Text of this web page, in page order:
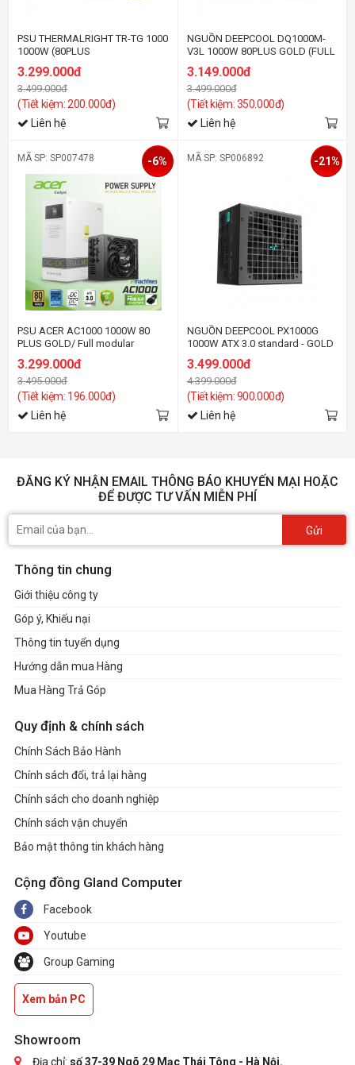
PSU THERMALRIGHT TR-TG 1000
1000W (80PLUS
GOLD/ATX3.0/FULL
MODULAR/MÀU ĐEN)
3.299.000đ
3.499.000đ
(Tiết kiệm: 200.000đ)
Liên hệ
NGUỒN DEEPCOOL DQ1000M-
V3L 1000W 80PLUS GOLD (FULL
MODULAR)
3.149.000đ
3.499.000đ
(Tiết kiệm: 350.000đ)
Liên hệ
MÃ SP: SP007478
PSU ACER AC1000 1000W 80
PLUS GOLD/ Full modular
3.299.000đ
3.495.000đ
(Tiết kiệm: 196.000đ)
-6%
Liên hệ
MÃ SP: SP006892
NGUỒN DEEPCOOL PX1000G
1000W ATX 3.0 standard - GOLD
3.499.000đ
4.399.000đ
(Tiết kiệm: 900.000đ)
-21%
Liên hệ
ĐĂNG KÝ NHẬN EMAIL THÔNG BÁO KHUYẾN MẠI HOẶC
ĐỂ ĐƯỢC TƯ VẤN MIỄN PHÍ
Gửi
Thông tin chung
Giới thiệu công ty
Góp ý, Khiếu nại
Thông tin tuyển dụng
Hướng dẫn mua Hàng
Mua Hàng Trả Góp
Quy định & chính sách
Chính Sách Bảo Hành
Chính sách đổi, trả lại hàng
Chính sách cho doanh nghiệp
Chính sách vận chuyển
Bảo mật thông tin khách hàng
Cộng đồng Gland Computer
Facebook
Youtube
Group Gaming
Xem bản PC
Showroom
Địa chỉ: số 37-39 Ngõ 29 Mạc Thái Tông - Hà Nội.